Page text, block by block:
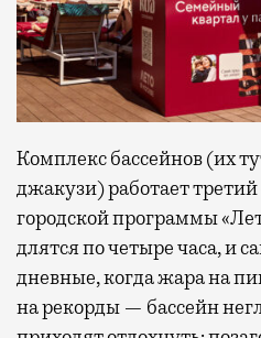
Комплекс бассейнов (их
джакузи) работает третий
городской программы
длятся по четыре часа, и
дневные, когда жара на
на рекорды — бассейн